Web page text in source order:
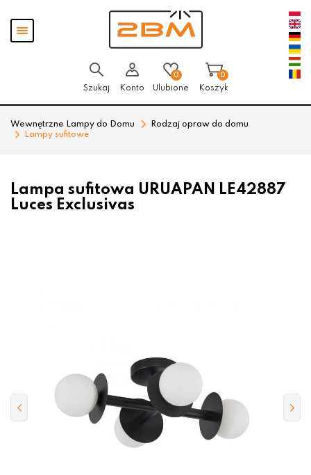
Pokaż
menu
Szukaj Konto
0
Ulubione
0
Koszyk
Wewnętrzne Lampy do Domu
Rodzaj opraw do domu
Lampy sufitowe
Lampa sufitowa URUAPAN LE42887
Luces Exclusivas